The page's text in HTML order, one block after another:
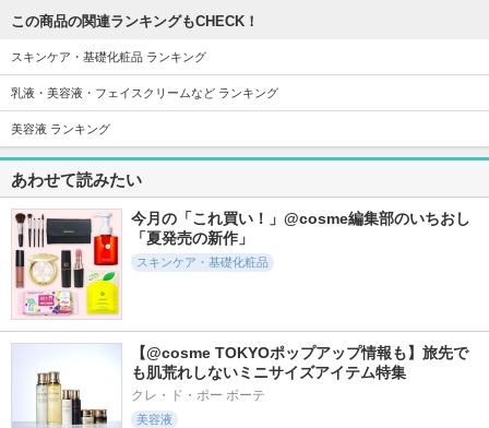
アテニア
アトバリア365 カプ
セルトナー
AESTURA
AESTURA
AESTURA
5.3
タカミスキンピール
タカミ
5.2
1308件
肌磨きジェルクレン
5.5
この商品の関連ランキングもCHECK！
スキンケア・基礎化粧品 ランキング
乳液・美容液・フェイスクリームなど ランキング
美容液 ランキング
あわせて読みたい
今月の「これ買い！」@cosme編集部のいちおし
「夏発売の新作」
スキンケア・基礎化粧品
【@cosme TOKYOポップアップ情報も】旅先で
も肌荒れしないミニサイズアイテム特集
クレ・ド・ポー ボーテ
美容液